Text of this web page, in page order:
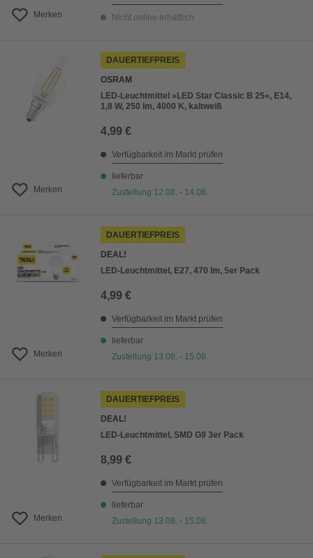
Merken Nicht online erhältlich
Merken
DAUERTIEFPREIS
OSRAM
LED-Leuchtmittel »LED Star Classic B 25«, E14,
1,8 W, 250 lm, 4000 K, kaltweiß
4,99 €
Verfügbarkeit im Markt prüfen
lieferbar
Zustellung 12.08. - 14.08.
Merken
DAUERTIEFPREIS
DEAL!
LED-Leuchtmittel, E27, 470 lm, 5er Pack
4,99 €
Verfügbarkeit im Markt prüfen
lieferbar
Zustellung 13.08. - 15.08.
Merken
DAUERTIEFPREIS
DEAL!
LED-Leuchtmittel, SMD G9 3er Pack
8,99 €
Verfügbarkeit im Markt prüfen
lieferbar
Zustellung 13.08. - 15.08.